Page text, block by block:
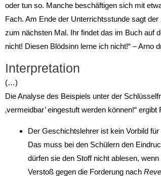
oder tun so. Manche beschäftigen sich mit
Fach. Am Ende der Unterrichtsstunde sagt
zum nächsten Mal. Ihr findet das im Buch auf
nicht! Diesen Blödsinn lerne ich nicht!“ – Arno
Interpretation
(…)
Die Analyse des Beispiels unter der
‚vermeidbar’ eingestuft werden können!“ ergibt
Der Geschichtslehrer ist kein Vorbild
Das muss bei den Schülern den
dürfen sie den Stoff nicht ablesen,
Verstoß gegen die Forderung nach